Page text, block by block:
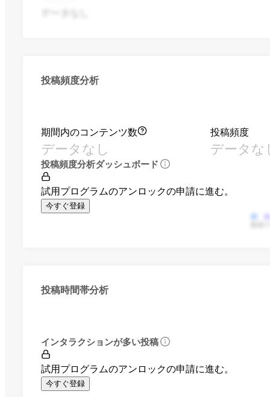
投稿頻度分析
期間内のコンテンツ数
データなし
投稿頻度
データな
投稿頻度分析ダッシュボード
試用プログラムのアンロックの申請に進む。
今すぐ登録
投稿時間帯分析
インタラクションが多い投稿
試用プログラムのアンロックの申請に進む。
今すぐ登録